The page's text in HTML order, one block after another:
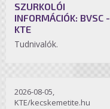
SZURKOLÓI
INFORMÁCIÓK: BVSC -
KTE
Tudnivalók.
2026-08-05,
KTE/kecskemetite.hu